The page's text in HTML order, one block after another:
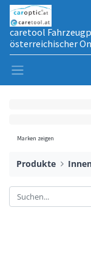
caretool
österreichischer
Marken zeigen
Produkte